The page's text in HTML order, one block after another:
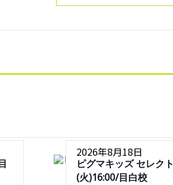
2026年8月18日
ピグマキッズ セレクト
(火)16:00/目白校